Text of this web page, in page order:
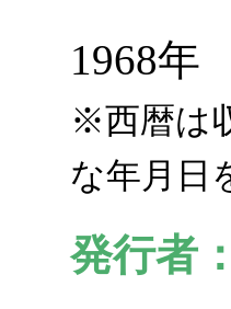
1968年
※西暦は
な年月日
発行者：